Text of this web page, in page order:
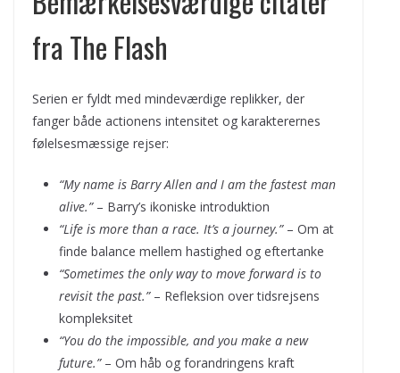
fra The Flash
Serien er fyldt med mindeværdige replikker, der
fanger både actionens intensitet og karakterernes
følelsesmæssige rejser:
“My name is Barry Allen and I am the fastest man
alive.”– Barry’s ikoniske introduktion
“Life is more than a race. It’s a journey.”– Om at
finde balance mellem hastighed og eftertanke
“Sometimes the only way to move forward is to
revisit the past.”– Refleksion over tidsrejsens
kompleksitet
“You do the impossible, and you make a new
future.”– Om håb og forandringens kraft